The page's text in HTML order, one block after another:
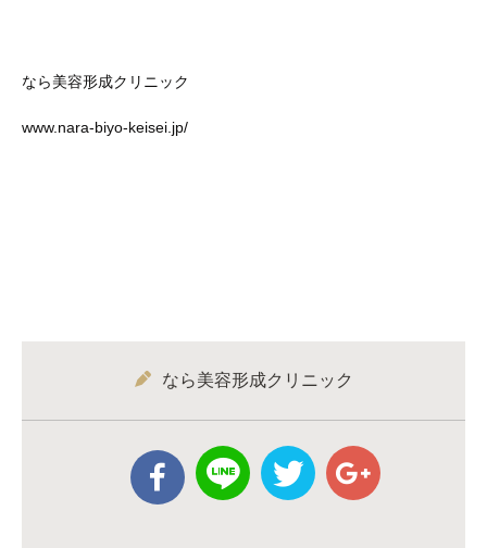
なら美容形成クリニック
www.nara-biyo-keisei.jp/
なら美容形成クリニック